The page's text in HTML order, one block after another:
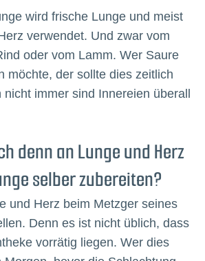
wird frische Lunge und meist
verwendet. Und zwar vom
oder vom Lamm. Wer Saure
möchte, der sollte dies zeitlich
immer sind Innereien überall
denn an Lunge und Herz
selber zubereiten?
und Herz beim Metzger seines
Denn es ist nicht üblich, dass
vorrätig liegen. Wer dies